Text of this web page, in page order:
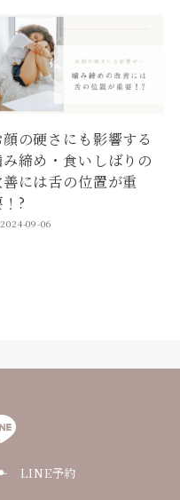
顔の硬さにも影響する
み締め・食いしばりの
には舌の位置が重
?
2024-09-06
LINE予約